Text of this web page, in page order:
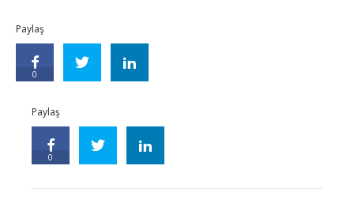
Paylaş
0
Paylaş
0